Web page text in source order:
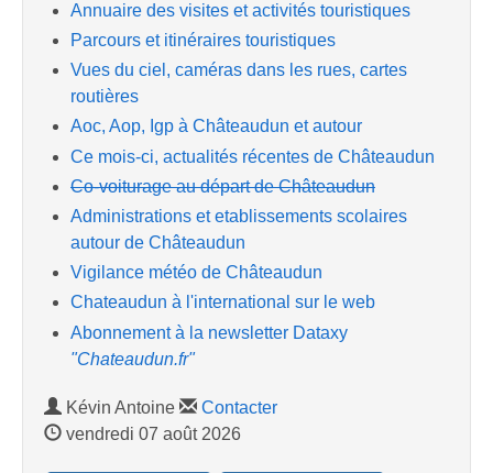
Annuaire des visites et activités touristiques
Parcours et itinéraires touristiques
Vues du ciel, caméras dans les rues, cartes
routières
Aoc, Aop, Igp à Châteaudun et autour
Ce mois-ci, actualités récentes de Châteaudun
Co-voiturage au départ de Châteaudun
Administrations et etablissements scolaires
autour de Châteaudun
Vigilance météo de Châteaudun
Chateaudun à l'international sur le web
Abonnement à la newsletter Dataxy
"Chateaudun.fr"
Kévin Antoine
Contacter
vendredi 07 août 2026